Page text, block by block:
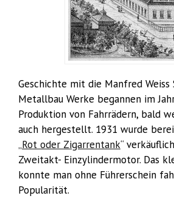
Geschichte mit die Manfred Weiss
Metallbau Werke begannen im
Produktion von Fahrrädern, bald
auch hergestellt. 1931 wurde
„Rot oder Zigarrentank“
Zweitakt- Einzylindermotor. Das
konnte man ohne Führerschein
Popularität.